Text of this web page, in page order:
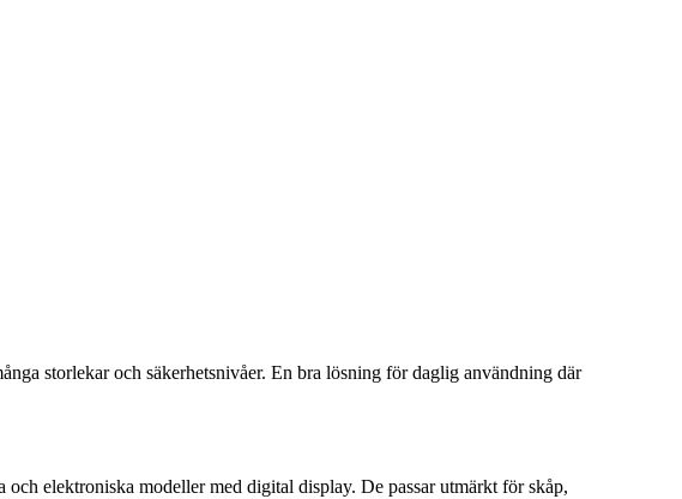
storlekar och säkerhetsnivåer. En bra lösning för daglig användning där
elektroniska modeller med digital display. De passar utmärkt för skåp,